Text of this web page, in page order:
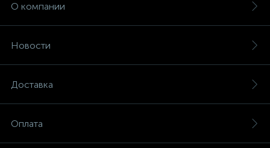
О компании
Новости
Доставка
Оплата